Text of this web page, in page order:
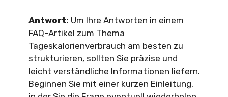
Antwort: Um Ihre Antworten in einem
FAQ-Artikel zum Thema
Tageskalorienverbrauch am besten zu
strukturieren, sollten Sie präzise und
leicht verständliche Informationen liefern.
Beginnen Sie mit einer kurzen Einleitung,